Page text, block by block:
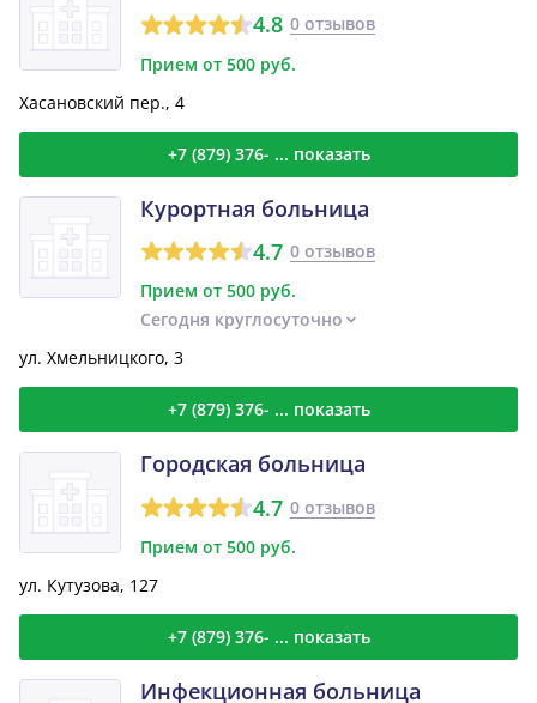
4.8 0 отзывов
Прием от 500 руб.
Хасановский пер., 4
+7 (879) 376- ... показать
Курортная больница
4.7 0 отзывов
Прием от 500 руб.
Сегодня круглосуточно
ул. Хмельницкого, 3
+7 (879) 376- ... показать
Городская больница
4.7 0 отзывов
Прием от 500 руб.
ул. Кутузова, 127
+7 (879) 376- ... показать
Инфекционная больница